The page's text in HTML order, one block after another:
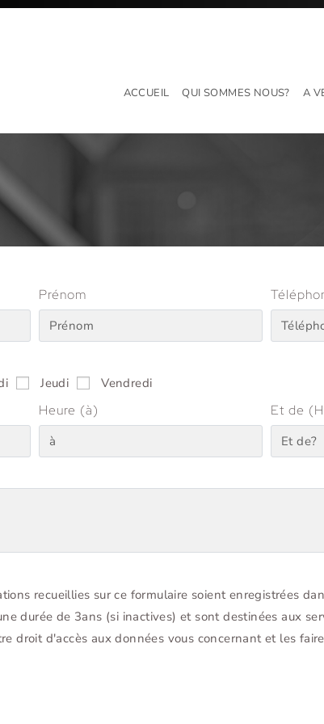
ACCUEIL QUI SOMMES NOUS? A
Prénom
Jeudi Vendredi
Heure (à) Et de
recueillies sur ce formulaire soient enregistrées
durée de 3ans (si inactives) et sont destinées aux
droit d'accès aux données vous concernant et les